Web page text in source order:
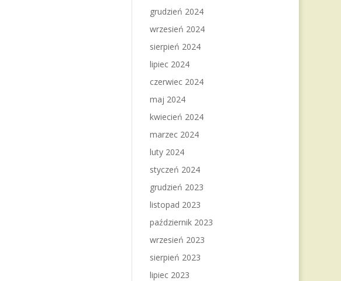
grudzień 2024
wrzesień 2024
sierpień 2024
lipiec 2024
czerwiec 2024
maj 2024
kwiecień 2024
marzec 2024
luty 2024
styczeń 2024
grudzień 2023
listopad 2023
październik 2023
wrzesień 2023
sierpień 2023
lipiec 2023